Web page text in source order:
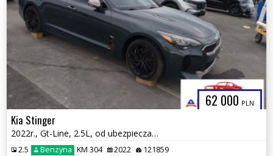
62 000 PLN
Kia Stinger
2022r., Gt-Line, 2.5L, od ubezpieczalni
2.5 Benzyna KM 304 2022 121859